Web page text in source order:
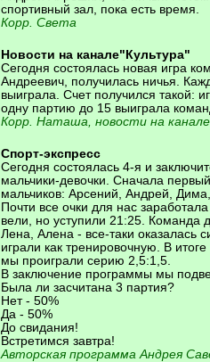
спортивный зал, пока есть время.
Корр. Света
Новости на канале"Культура"
Сегодня состоялась новая игра
Андреевич, получилась ничья.
выиграла. Счет получился такой:
одну партию до 15 выиграла
Корр. Наташа, новости на
Спорт-экспресс
Сегодня состоялась 4-я и
мальчики-девочки. Сначала
мальчиков: Арсений, Андрей,
Почти все очки для нас
вели, но уступили 21:25. Команда
Лена, Алена - все-таки оказалась
играли как тренировочную. В
мы проиграли серию 2,5:1,5.
В заключение программы мы
Была ли засчитана 3 партия?
Нет - 50%
Да - 50%
До свидания!
Встретимся завтра!
Авторская программа Андрея